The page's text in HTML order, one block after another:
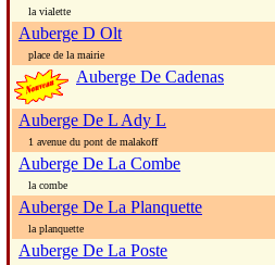
la vialette
Auberge D Olt
place de la mairie
Auberge De Cadenas
Auberge De L Ady L
1 avenue du pont de malakoff
Auberge De La Combe
la combe
Auberge De La Planquette
la planquette
Auberge De La Poste